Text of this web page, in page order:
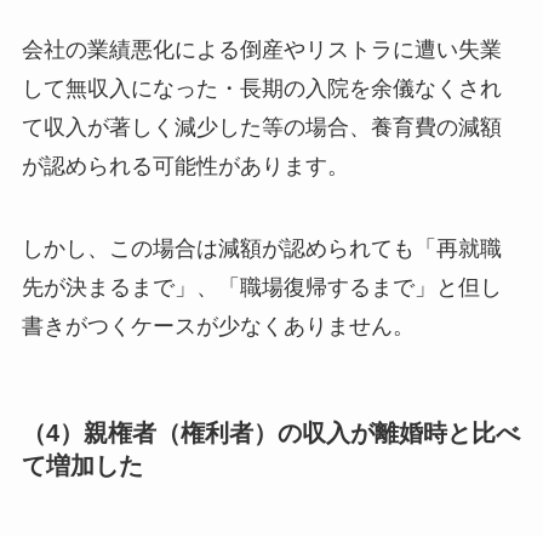
会社の業績悪化による倒産やリストラに遭い失業
して無収入になった・長期の入院を余儀なくされ
て収入が著しく減少した等の場合、養育費の減額
が認められる可能性があります。
しかし、この場合は減額が認められても「再就職
先が決まるまで」、「職場復帰するまで」と但し
書きがつくケースが少なくありません。
（4）親権者（権利者）の収入が離婚時と比べ
て増加した